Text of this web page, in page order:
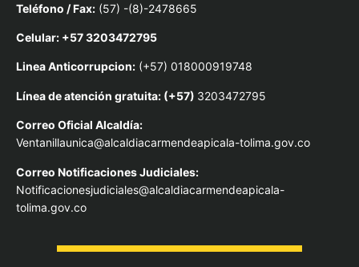
Teléfono / Fax: (57) -(8)-2478665
Celular: +57 3203472795
Linea Anticorrupcion: (+57) 018000919748
Línea de atención gratuita: (+57) 3203472795
Correo Oficial Alcaldía:
Ventanillaunica@alcaldiacarmendeapicala-tolima.gov.co
Correo Notificaciones Judiciales:
Notificacionesjudiciales@alcaldiacarmendeapicala-
tolima.gov.co